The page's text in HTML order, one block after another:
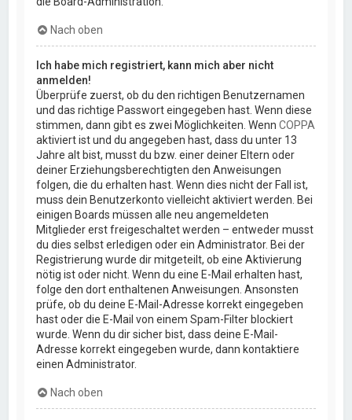
Nach oben
Ich habe mich registriert, kann mich aber nicht
anmelden!
Überprüfe zuerst, ob du den richtigen Benutzernamen
und das richtige Passwort eingegeben hast. Wenn diese
stimmen, dann gibt es zwei Möglichkeiten. WennCOPPA
aktiviert ist und du angegeben hast, dass du unter 13
Jahre alt bist, musst du bzw. einer deiner Eltern oder
deiner Erziehungsberechtigten den Anweisungen
folgen, die du erhalten hast. Wenn dies nicht der Fall ist,
muss dein Benutzerkonto vielleicht aktiviert werden. Bei
einigen Boards müssen alle neu angemeldeten
Mitglieder erst freigeschaltet werden – entweder musst
du dies selbst erledigen oder ein Administrator. Bei der
Registrierung wurde dir mitgeteilt, ob eine Aktivierung
nötig ist oder nicht. Wenn du eine E-Mail erhalten hast,
folge den dort enthaltenen Anweisungen. Ansonsten
prüfe, ob du deine E-Mail-Adresse korrekt eingegeben
hast oder die E-Mail von einem Spam-Filter blockiert
wurde. Wenn du dir sicher bist, dass deine E-Mail-
Adresse korrekt eingegeben wurde, dann kontaktiere
einen Administrator.
Nach oben